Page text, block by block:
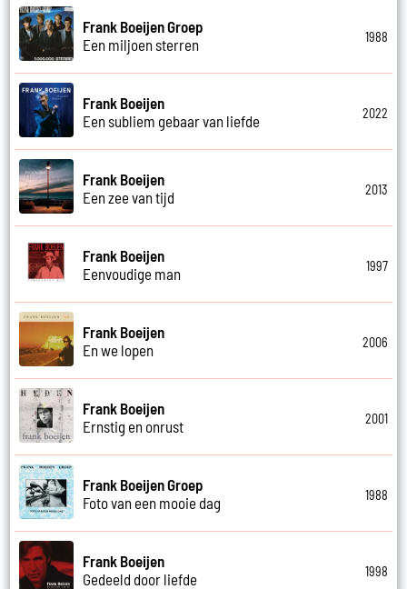
Frank Boeijen Groep
Een miljoen sterren
1988
Frank Boeijen
Een subliem gebaar van liefde
2022
Frank Boeijen
Een zee van tijd
2013
Frank Boeijen
Eenvoudige man
1997
Frank Boeijen
En we lopen
2006
Frank Boeijen
Ernstig en onrust
2001
Frank Boeijen Groep
Foto van een mooie dag
1988
Frank Boeijen
Gedeeld door liefde
1998